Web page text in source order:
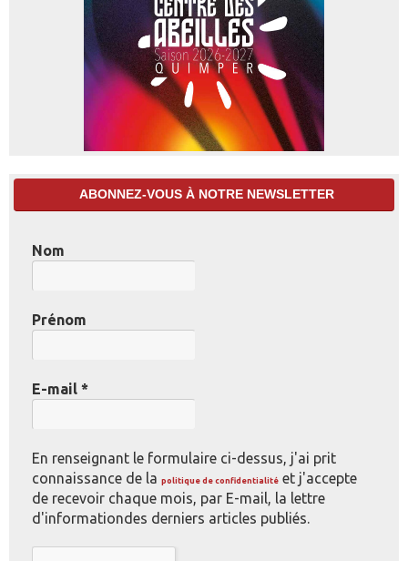
ABONNEZ-VOUS À NOTRE NEWSLETTER
Nom
Prénom
E-mail *
En renseignant le formulaire ci-dessus, j'ai prit
connaissance de la politique de confidentialité et j'accepte
de recevoir chaque mois, par E-mail, la lettre
d'informationdes derniers articles publiés.